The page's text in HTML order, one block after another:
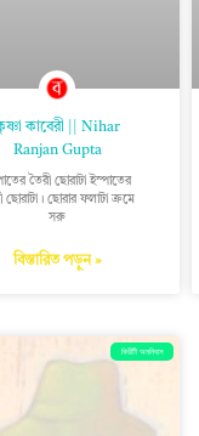
কাবেরী || Nihar
Ranjan Gupta
তৈরী ছোরাটা ইস্পাতের
ছোরাটা। ছোরার ফলাটা ক্রমে
সরু
বিস্তারিত পড়ুন »
কিরীটী অমনিবাস